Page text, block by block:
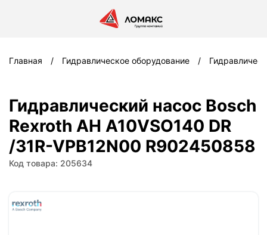
Главная Гидравлическое оборудование
Гидравлический насос Bosch
Rexroth AH A10VSO140 DR
/31R-VPB12N00 R902450858
Код товара: 205634